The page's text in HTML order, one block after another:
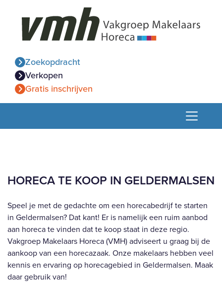
Zoekopdracht
Verkopen
Gratis inschrijven
HORECA TE KOOP IN GELDERMALSEN
Speel je met de gedachte om een horecabedrijf te starten
in Geldermalsen? Dat kant! Er is namelijk een ruim aanbod
aan horeca te vinden dat te koop staat in deze regio.
Vakgroep Makelaars Horeca (VMH) adviseert u graag bij de
aankoop van een horecazaak. Onze makelaars hebben veel
kennis en ervaring op horecagebied in Geldermalsen. Maak
daar gebruik van!